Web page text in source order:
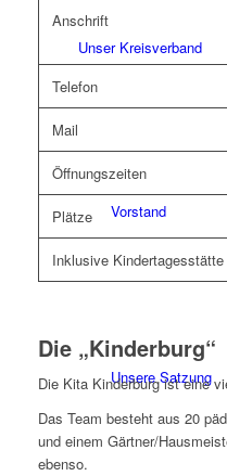
Unser Kreisverband
Vorstand
Unsere Satzung
Anschrift
Telefon
Mail
Öffnungszeiten
Plätze
Inklusive Kindertagesstätte
Die „Kinderburg“
Die Kita Kinderburg ist eine
Das Team besteht aus 20
und einem Gärtner/
ebenso.